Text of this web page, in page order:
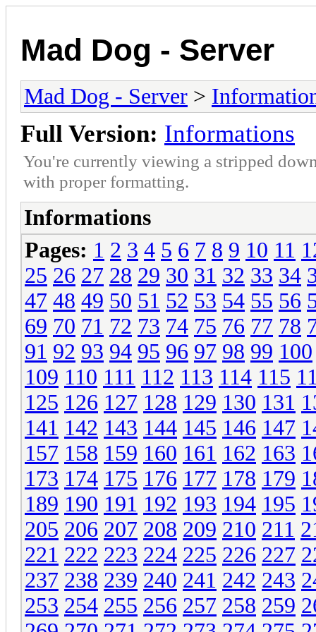
Mad Dog - Server
Mad Dog - Server >
Full Version: Informations
You're currently viewing a stripped
with proper formatting.
Informations
Pages: 1 2 3 4 5 6 7 8 9 10 11
25 26 27 28 29 30 31 32 33 34
47 48 49 50 51 52 53 54 55 56
69 70 71 72 73 74 75 76 77 78
91 92 93 94 95 96 97 98 99 100
109 110 111 112 113 114 115
125 126 127 128 129 130 131
141 142 143 144 145 146 147
157 158 159 160 161 162 163
173 174 175 176 177 178 179
189 190 191 192 193 194 195
205 206 207 208 209 210 211
221 222 223 224 225 226 227
237 238 239 240 241 242 243
253 254 255 256 257 258 259